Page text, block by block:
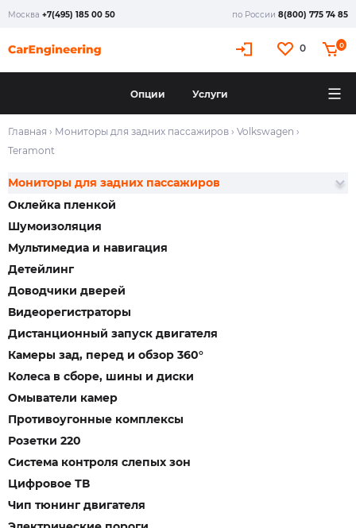
Москва +7(495) 185 00 50 по России 8(800) 775 74 85
0 0
Опции Услуги
Главная › Мониторы для задних пассажиров › Volkswagen ›
Teramont
Оклейка пленкой
Шумоизоляция
Мультимедиа и навигация
Детейлинг
Доводчики дверей
Видеорегистраторы
Дистанционный запуск двигателя
Камеры зад, перед и обзор 360°
Колеса в сборе, шины и диски
Мониторы для задних пассажиров
Омыватели камер
Противоугонные комплексы
Розетки 220
Система контроля слепых зон
Цифровое ТВ
Чип тюнинг двигателя